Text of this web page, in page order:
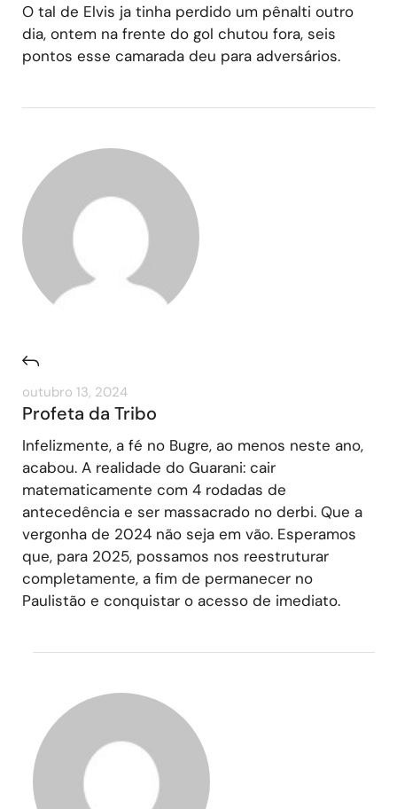
O tal de Elvis ja tinha perdido um pênalti outro
dia, ontem na frente do gol chutou fora, seis
pontos esse camarada deu para adversários.
outubro 13, 2024
Profeta da Tribo
Infelizmente, a fé no Bugre, ao menos neste ano,
acabou. A realidade do Guarani: cair
matematicamente com 4 rodadas de
antecedência e ser massacrado no derbi. Que a
vergonha de 2024 não seja em vão. Esperamos
que, para 2025, possamos nos reestruturar
completamente, a fim de permanecer no
Paulistão e conquistar o acesso de imediato.